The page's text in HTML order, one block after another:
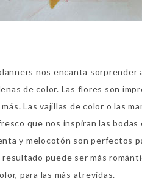
nos encanta sorprender
de color. Las flores son
Las vajillas de color o las
que nos inspiran las bodas
y melocotón son perfectos
puede ser más
para las más atrevidas.